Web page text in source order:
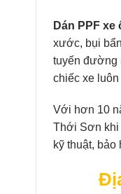
Dán PPF xe
xước, bụi
tuyến đường
chiếc xe
Với hơn 10
Thới Sơn khi
kỹ thuật,